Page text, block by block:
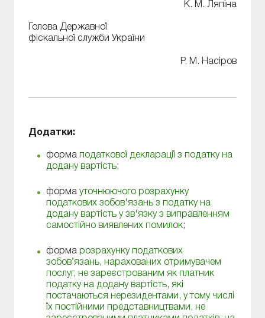
К. М. Ляпіна
Голова Державної
фіскальної служби України
Р. М. Насіров
Додатки:
форма податкової декларації з податку на
додану вартість;
форма уточнюючого розрахунку
податкових зобов'язань з податку на
додану вартість у зв'язку з виправленням
самостійно виявлених помилок;
форма розрахунку податкових
зобов’язань, нарахованих отримувачем
послуг, не зареєстрованим як платник
податку на додану вартість, які
постачаються нерезидентами, у тому числі
їх постійними представництвами, не